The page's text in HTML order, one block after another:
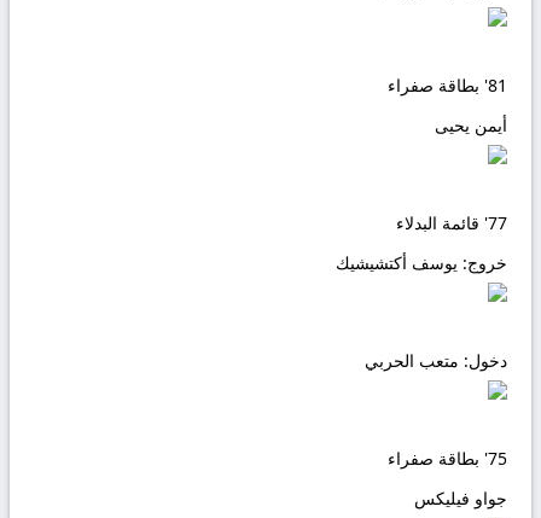
81' بطاقة صفراء
أيمن يحيى
77' قائمة البدلاء
خروج: يوسف أكتشيشيك
دخول: متعب الحربي
75' بطاقة صفراء
جواو فيليكس